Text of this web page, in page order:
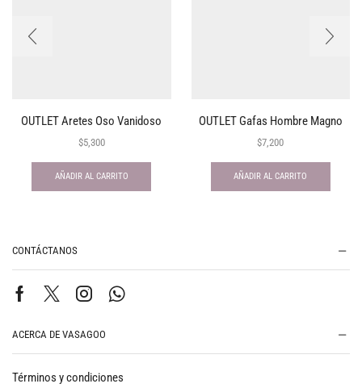
OUTLET Aretes Oso Vanidoso
$5,300
AÑADIR AL CARRITO
OUTLET Gafas Hombre Magno
$7,200
AÑADIR AL CARRITO
CONTÁCTANOS
ACERCA DE VASAGOO
Términos y condiciones